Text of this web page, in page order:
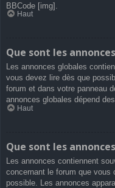
BBCode [img].
Haut
Que sont les
Les annonces globales
vous devez lire dès que
forum et dans votre panneau
annonces globales dépend
Haut
Que sont les
Les annonces contiennent
concernant le forum que
possible. Les annonces